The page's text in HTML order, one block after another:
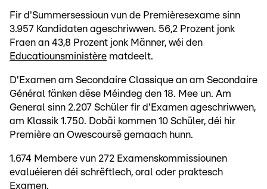
Fir d'Summersessioun vun de Premièresexame sinn
3.957 Kandidaten ageschriwwen. 56,2 Prozent jonk
Fraen an 43,8 Prozent jonk Männer, wéi den
Educatiounsministère matdeelt.
D'Examen am Secondaire Classique an am Secondaire
Général fänken dëse Méindeg den 18. Mee un. Am
General sinn 2.207 Schüler fir d'Examen ageschriwwen,
am Klassik 1.750. Dobäi kommen 10 Schüler, déi hir
Première an Owescoursë gemaach hunn.
1.674 Membere vun 272 Examenskommissiounen
evaluéieren déi schrëftlech, oral oder praktesch
Examen.